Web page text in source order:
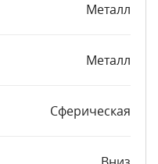
Металл
Металл
Сферическая